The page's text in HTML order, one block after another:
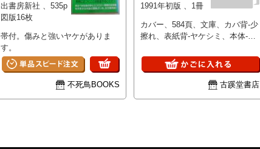
出書房新社 、535p
図版16枚
帯付。傷みと強いヤケがありま
す。
不死鳥BOOKS
1991年初版 、1冊
カバー、584頁、文庫、カバ背-少
擦れ、表紙背-ヤケシミ、本体-少
文庫827B】
古蹊堂書店